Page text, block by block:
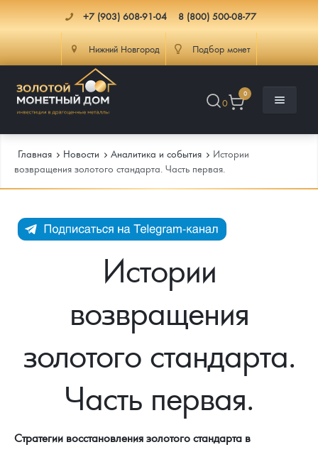
+7 (903) 608-91-04 8 (800) 500-08-77
Нижний Новгород Подбор монет
0
0
Каталог Монет
Инвестиционные монеты
Монеты Царской России
Монеты стран мира после 1950г
Георгий Победоносец
Инфо
Гарантии
Информация
Аналитика и события
Котировки
Главная Новости Аналитика и события
Истории
возвращения золотого стандарта. Часть первая.
Истории
возвращения
золотого стандарта.
Часть первая.
Стратегии восстановления золотого стандарта в